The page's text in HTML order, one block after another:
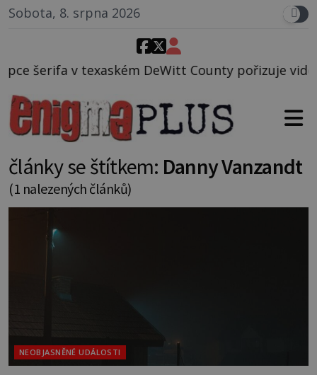
Sobota, 8. srpna 2026
DeWitt County pořizuje video, na
články se štítkem: Danny Vanzandt
(1 nalezených článků)
NEOBJASNĚNÉ UDÁLOSTI